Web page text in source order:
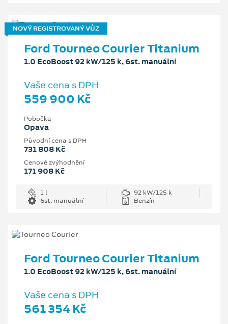
NOVÝ REGISTROVANÝ VŮZ
Ford Tourneo Courier Titanium
1.0 EcoBoost 92 kW/125 k, 6st. manuální
Vaše cena s DPH
559 900 Kč
Pobočka
Opava
Původní cena s DPH
731 808 Kč
Cenové zvýhodnění
171 908 Kč
1 l
92 kW/125 k
6st. manuální
Benzín
Ford Tourneo Courier Titanium
1.0 EcoBoost 92 kW/125 k, 6st. manuální
Vaše cena s DPH
561 354 Kč